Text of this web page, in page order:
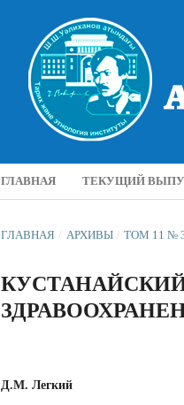
ГЛАВНАЯ ТЕКУЩИЙ
ГЛАВНАЯ / АРХИВЫ / ТОМ 11 №
Д.М. Легкий